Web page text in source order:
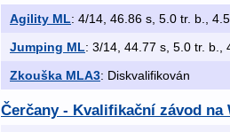
Agility ML: 4/14, 46.86 s, 5.0 tr. b.,
Jumping ML: 3/14, 44.77 s, 5.0 tr. b.,
Zkouška MLA3: Diskvalifikován
Čerčany - Kvalifikační závod na